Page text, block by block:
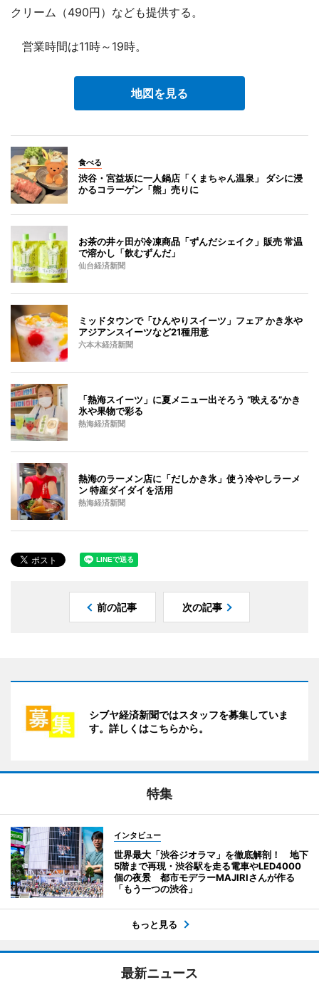
クリーム（490円）なども提供する。
営業時間は11時～19時。
地図を見る
食べる
渋谷・宮益坂に一人鍋店「くまちゃん温泉」 ダシに浸
かるコラーゲン「熊」売りに
お茶の井ヶ田が冷凍商品「ずんだシェイク」販売 常温
で溶かし「飲むずんだ」
仙台経済新聞
ミッドタウンで「ひんやりスイーツ」フェア かき氷や
アジアンスイーツなど21種用意
六本木経済新聞
「熱海スイーツ」に夏メニュー出そろう “映える”かき
氷や果物で彩る
熱海経済新聞
熱海のラーメン店に「だしかき氷」使う冷やしラーメ
ン 特産ダイダイを活用
熱海経済新聞
前の記事 次の記事
シブヤ経済新聞ではスタッフを募集していま
す。詳しくはこちらから。
特集
インタビュー
世界最大「渋谷ジオラマ」を徹底解剖！ 地下
5階まで再現・渋谷駅を走る電車やLED4000
個の夜景 都市モデラーMAJIRIさんが作る
「もう一つの渋谷」
もっと見る
最新ニュース